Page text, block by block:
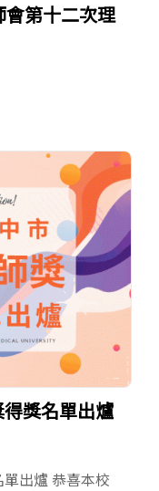
第十二次理
獎名單出爐
出爐 恭喜本校